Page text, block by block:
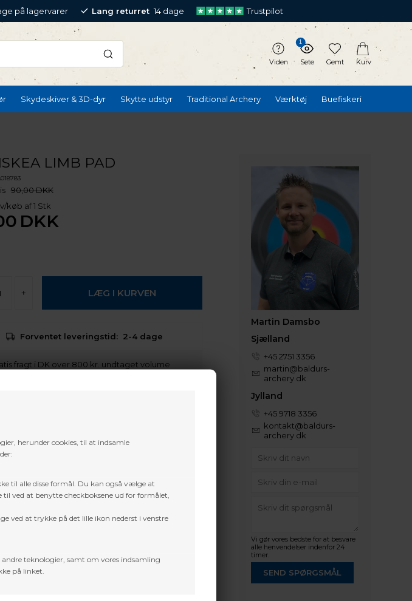
herunder cookies, til at indsamle
til alle disse formål. Du kan også vælge at
ved at benytte checkboksene ud for formålet,
ved at trykke på det lille ikon nederst i venstre
teknologier, samt om vores indsamling
på linket.
på lagervarer Lang returret 14 dage Trustpilot
Viden
1
Sete Gemt Kurv
Skydeskiver & 3D-dyr Skytte udstyr Traditional Archery Værktøj Buefiskeri
LIMB PAD
90,00 DKK
køb af 1 Stk
DKK
+
Forventet leveringstid: 2-4 dage
fragt i DK over 800 kr. undtaget volume
Martin Damsbo
Sjælland
+45 2751 3356
martin@baldurs-
archery.dk
Jylland
+45 9718 3356
kontakt@baldurs-
archery.dk
Vi gør vores bedste for at besvare
alle henvendelser indenfor 24
timer.
SEND SPØRGSMÅL